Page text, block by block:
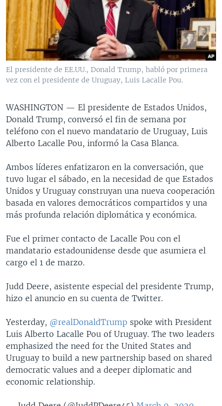
VENEZUELA
BRASIL
NICARAGUA
ECONOMÍA
ENTRETENIMIENTO Y CULTURA
TECNOLOGÍA
DEPORTES
CIENCIA Y SALUD
MULTIMEDIA
VIDEOS
FOTOGRAFÍA
AUDIOS
PROGRAMAS TV
EL MUNDO AL DÍA
FORO INTERAMERICANO
VISIÓN 360
PANORAMA
RADIO
AVANCE INFORMATIVO
AUDIONOTICIAS
ESTADOS UNIDOS AL DÍA
EL MUNDO AL DÍA [RADIO]
DEPORTIVO INTERNACIONAL
NOTA ECONÓMICA
ENTRETENIMIENTO
DIRECT
DOCUMENTALES DE LA VOA
Learning English
SÍGANOS
Idiomas
El presidente de EE.UU., Donald Trump, habló por primera
vez con el presidente de Uruguay, Luis Lacalle Pou.
WASHINGTON — El presidente de Estados Unidos,
Donald Trump, conversó el fin de semana por
teléfono con el nuevo mandatario de Uruguay, Luis
Alberto Lacalle Pou, informó la Casa Blanca.
Ambos líderes enfatizaron en la conversación, que
tuvo lugar el sábado, en la necesidad de que Estados
Unidos y Uruguay construyan una nueva cooperación
basada en valores democráticos compartidos y una
más profunda relación diplomática y económica.
Fue el primer contacto de Lacalle Pou con el
mandatario estadounidense desde que asumiera el
cargo el 1 de marzo.
Judd Deere, asistente especial del presidente Trump,
hizo el anuncio en su cuenta de Twitter.
Yesterday, @realDonaldTrump spoke with President
Luis Alberto Lacalle Pou of Uruguay. The two leaders
emphasized the need for the United States and
Uruguay to build a new partnership based on shared
democratic values and a deeper diplomatic and
economic relationship.